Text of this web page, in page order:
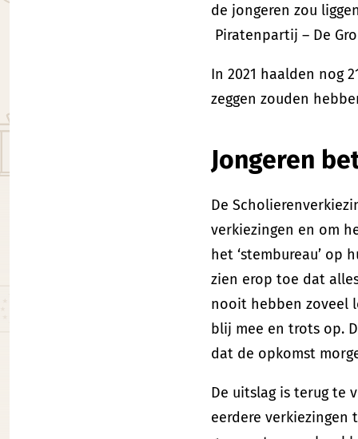
de jongeren zou
Piratenpartij – De
In 2021 haalden nog
zeggen zouden
Jongeren
De
verkiezingen en om
het ‘stembureau’
zien erop toe dat
nooit hebben zoveel
blij mee en trots op.
dat de opkomst
De uitslag is terug te
eerdere verkiezingen